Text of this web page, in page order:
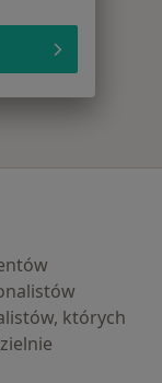
których